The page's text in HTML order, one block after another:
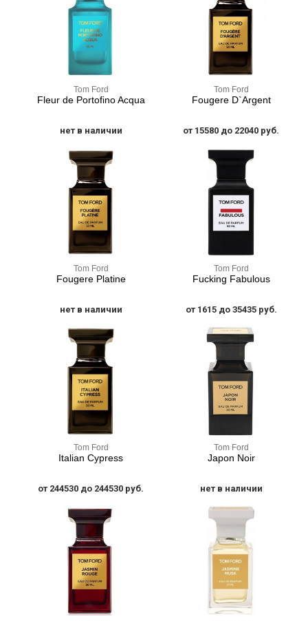
Tom Ford
Fleur de Portofino Acqua
нет в наличии
Tom Ford
Fougere D`Argent
от 15580 до 22040 руб.
Tom Ford
Fougere Platine
нет в наличии
Tom Ford
Fucking Fabulous
от 1615 до 35435 руб.
Tom Ford
Italian Cypress
от 244530 до 244530 руб.
Tom Ford
Japon Noir
нет в наличии